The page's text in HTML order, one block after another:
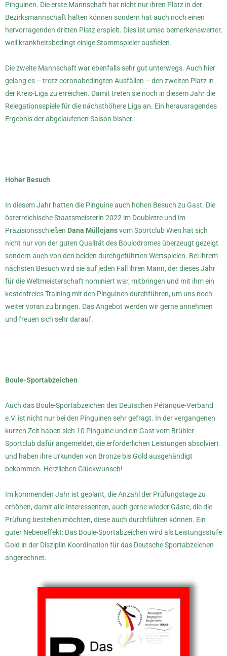
Pinguinen. Die erste Mannschaft hat nicht nur ihren Platz in der
Bezirksmannschaft halten können sondern hat auch noch einen
hervorragenden dritten Platz erspielt. Dies ist umso bemerkenswerter,
weil krankheitsbedingt einige Stammspieler ausfielen.
Die zweite Mannschaft war ebenfalls sehr gut unterwegs. Auch hier
gelang es – trotz coronabedingten Ausfällen – den zweiten Platz in
der Kreis-Liga zu erreichen. Damit treten sie noch in diesem Jahr die
Relegationsspiele für die nächsthöhere Liga an. Ein herausragendes
Ergebnis der abgelaufenen Saison bisher.
Hoher Besuch
In diesem Jahr hatten die Pinguine auch hohen Besuch zu Gast. Die
österreichische Staatsmeisterin 2022 im Doublette und im
Präzisionsschießen Dana Müllejansvom Sportclub Wien hat sich
nicht nur von der guten Qualität des Boulodromes überzeugt gezeigt
sondern auch von den beiden durchgeführten Wettspielen. Bei ihrem
nächsten Besuch wird sie auf jeden Fall ihren Mann, der dieses Jahr
für die Weltmeisterschaft nominiert war, mitbringen und mit ihm ein
kostenfreies Training mit den Pinguinen durchführen, um uns noch
weiter voran zu bringen. Das Angebot werden wir gerne annehmen
und freuen sich sehr darauf.
Boule-Sportabzeichen
Auch das Boule-Sportabzeichen des Deutschen Pétanque-Verband
e.V. ist nicht nur bei den Pinguinen sehr gefragt. In der vergangenen
kurzen Zeit haben sich 10 Pinguine und ein Gast vom Brühler
Sportclub dafür angemeldet, die erforderlichen Leistungen absolviert
und haben ihre Urkunden von Bronze bis Gold ausgehändigt
bekommen. Herzlichen Glückwunsch!
Im kommenden Jahr ist geplant, die Anzahl der Prüfungstage zu
erhöhen, damit alle Interessenten, auch gerne wieder Gäste, die die
Prüfung bestehen möchten, diese auch durchführen können. Ein
guter Nebeneffekt: Das Boule-Sportabzeichen wird als Leistungsstufe
Gold in der Disziplin Koordination für das Deutsche Sportabzeichen
angerechnet.